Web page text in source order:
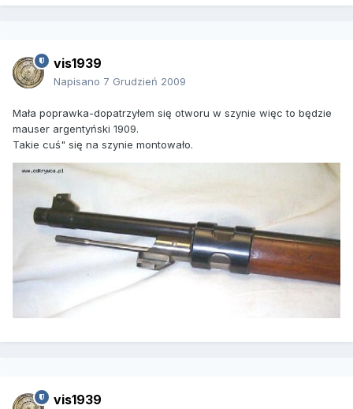
vis1939
Napisano 7 Grudzień 2009
Mała poprawka-dopatrzyłem się otworu w szynie więc to będzie
mauser argentyński 1909.
Takie cuś" się na szynie montowało.
vis1939